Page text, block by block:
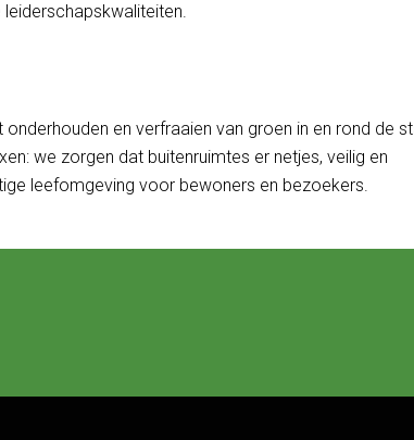
en verfraaien van groen in en rond de
we zorgen dat buitenruimtes er netjes, veilig en
leefomgeving voor bewoners en bezoekers.